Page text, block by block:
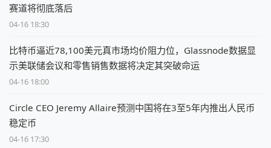
赛道将彻底落后
04-16 18:30
比特币逼近78,100美元真市场均价阻力位，Glassnode数据显
示美联储会议和零售销售数据将决定其突破命运
04-16 18:00
Circle CEO Jeremy Allaire预测中国将在3至5年内推出人民币
稳定币
04-16 17:30